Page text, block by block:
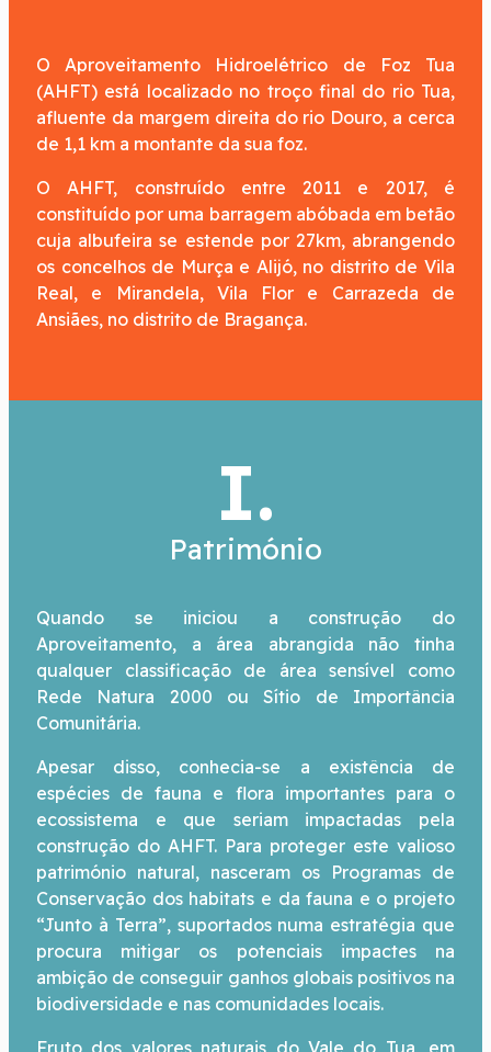
O Aproveitamento Hidroelétrico de Foz Tua
(AHFT) está localizado no troço final do rio Tua,
afluente da margem direita do rio Douro, a cerca
de 1,1 km a montante da sua foz.
O AHFT, construído entre 2011 e 2017, é
constituído por uma barragem abóbada em betão
cuja albufeira se estende por 27km, abrangendo
os concelhos de Murça e Alijó, no distrito de Vila
Real, e Mirandela, Vila Flor e Carrazeda de
Ansiães, no distrito de Bragança.
I.
Património
Quando se iniciou a construção do
Aproveitamento, a área abrangida não tinha
qualquer classificação de área sensível como
Rede Natura 2000 ou Sítio de Importância
Comunitária.
Apesar disso, conhecia-se a existência de
espécies de fauna e flora importantes para o
ecossistema e que seriam impactadas pela
construção do AHFT. Para proteger este valioso
património natural, nasceram os Programas de
Conservação dos habitats e da fauna e o projeto
“Junto à Terra”, suportados numa estratégia que
procura mitigar os potenciais impactes na
ambição de conseguir ganhos globais positivos na
biodiversidade e nas comunidades locais.
Fruto dos valores naturais do Vale do Tua, em